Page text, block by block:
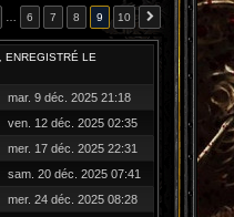
6 7 8 9 10
ENREGISTRÉ LE
mar. 9 déc. 2025 21:18
ven. 12 déc. 2025 02:35
mer. 17 déc. 2025 22:31
sam. 20 déc. 2025 07:41
mer. 24 déc. 2025 08:28